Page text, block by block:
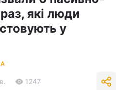
які люди
у
1247